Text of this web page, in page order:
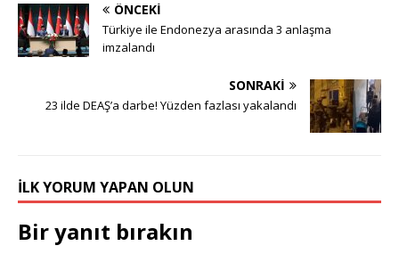
ÖNCEKI
Türkiye ile Endonezya arasında 3 anlaşma
imzalandı
SONRAKI
23 ilde DEAŞ’a darbe! Yüzden fazlası yakalandı
İLK YORUM YAPAN OLUN
Bir yanıt bırakın